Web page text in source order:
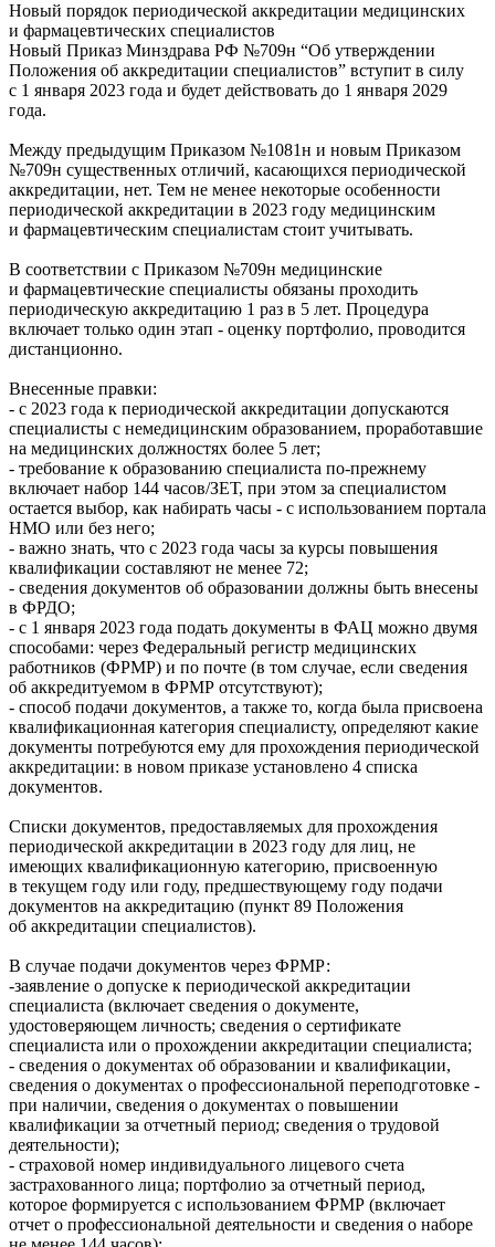
Новый порядок периодической аккредитации медицинских
и фармацевтических специалистов
Новый Приказ Минздрава РФ №709н “Об утверждении
Положения об аккредитации специалистов” вступит в силу
с 1 января 2023 года и будет действовать до 1 января 2029
года.
Между предыдущим Приказом №1081н и новым Приказом
№709н существенных отличий, касающихся периодической
аккредитации, нет. Тем не менее некоторые особенности
периодической аккредитации в 2023 году медицинским
и фармацевтическим специалистам стоит учитывать.
В соответствии с Приказом №709н медицинские
и фармацевтические специалисты обязаны проходить
периодическую аккредитацию 1 раз в 5 лет. Процедура
включает только один этап - оценку портфолио, проводится
дистанционно.
Внесенные правки:
- с 2023 года к периодической аккредитации допускаются
специалисты с немедицинским образованием, проработавшие
на медицинских должностях более 5 лет;
- требование к образованию специалиста по-прежнему
включает набор 144 часов/ЗЕТ, при этом за специалистом
остается выбор, как набирать часы - с использованием портала
НМО или без него;
- важно знать, что с 2023 года часы за курсы повышения
квалификации составляют не менее 72;
- сведения документов об образовании должны быть внесены
в ФРДО;
- с 1 января 2023 года подать документы в ФАЦ можно двумя
способами: через Федеральный регистр медицинских
работников (ФРМР) и по почте (в том случае, если сведения
об аккредитуемом в ФРМР отсутствуют);
- способ подачи документов, а также то, когда была присвоена
квалификационная категория специалисту, определяют какие
документы потребуются ему для прохождения периодической
аккредитации: в новом приказе установлено 4 списка
документов.
Списки документов, предоставляемых для прохождения
периодической аккредитации в 2023 году для лиц, не
имеющих квалификационную категорию, присвоенную
в текущем году или году, предшествующему году подачи
документов на аккредитацию (пункт 89 Положения
об аккредитации специалистов).
В случае подачи документов через ФРМР:
-заявление о допуске к периодической аккредитации
специалиста (включает сведения о документе,
удостоверяющем личность; сведения о сертификате
специалиста или о прохождении аккредитации специалиста;
- сведения о документах об образовании и квалификации,
сведения о документах о профессиональной переподготовке -
при наличии, сведения о документах о повышении
квалификации за отчетный период; сведения о трудовой
деятельности);
- страховой номер индивидуального лицевого счета
застрахованного лица; портфолио за отчетный период,
которое формируется с использованием ФРМР (включает
отчет о профессиональной деятельности и сведения о наборе